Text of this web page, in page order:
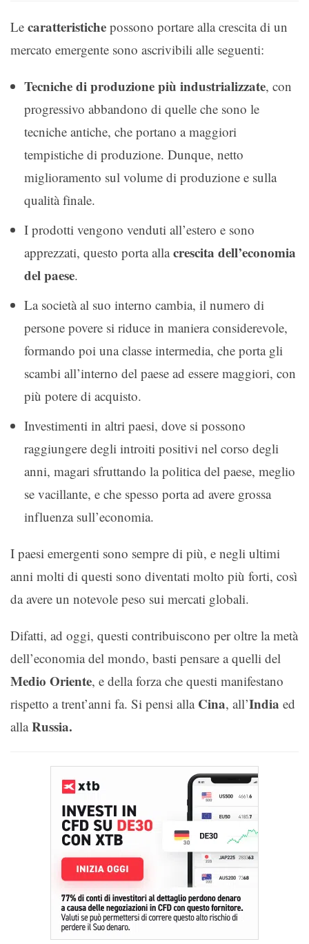
Le caratteristiche possono portare alla crescita di un
mercato emergente sono ascrivibili alle seguenti:
Tecniche di produzionepiù industrializzate, con
progressivo abbandono di quelle che sono le
tecniche antiche, che portano a maggiori
tempistiche di produzione. Dunque, netto
miglioramento sul volume di produzione e sulla
qualità finale.
I prodotti vengono venduti all’estero e sono
apprezzati, questo porta allacrescita dell’economia
del paese.
La società al suo interno cambia, il numero di
persone povere si riduce in maniera considerevole,
formando poi una classe intermedia, che porta gli
scambi all’interno del paese ad essere maggiori, con
più potere di acquisto.
Investimenti in altri paesi, dove si possono
raggiungere degli introiti positivi nel corso degli
anni, magari sfruttando la politica del paese, meglio
se vacillante, e che spesso porta ad avere grossa
influenza sull’economia.
I paesi emergenti sono sempre di più, e negli ultimi
anni molti di questi sono diventati molto più forti, così
da avere un notevole peso sui mercati globali.
Difatti, ad oggi, questi contribuiscono per oltre la metà
dell’economia del mondo, basti pensare a quelli del
Medio Oriente, e della forza che questi manifestano
rispetto a trent’anni fa. Si pensi alla Cina, all’India ed
allaRussia.